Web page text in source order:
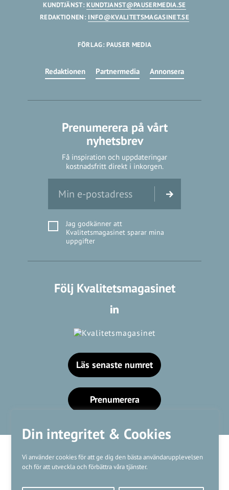
Din integritet & Cookies
Vi använder cookies för att ge dig den bästa användarupplevelsen
och för att utveckla och förbättra våra tjänster.
KUNDTJÄNST:KUNDTJANST@PAUSERMEDIA.SE
REDAKTIONEN: INFO@KVALITETSMAGASINET.SE
FÖRLAG: PAUSER MEDIA
Redaktionen Partnermedia Annonsera
Prenumerera på vårt
nyhetsbrev
Få inspiration och uppdateringar
kostnadsfritt direkt i inkorgen.
Jag godkänner att
Kvalitetsmagasinet sparar mina
uppgifter
Följ Kvalitetsmagasinet
Läs senaste numret
Prenumerera